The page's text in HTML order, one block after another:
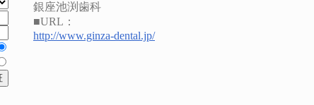
銀座池渕歯科
■URL：
http://www.ginza-dental.jp/